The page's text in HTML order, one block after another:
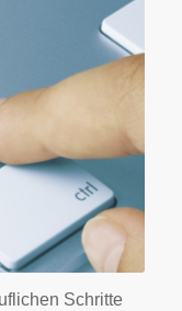
und
Schritte